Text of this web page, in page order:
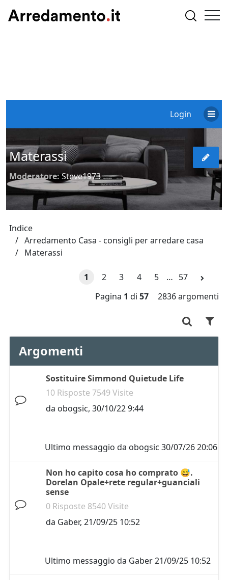
Login
Materassi
Moderatore:Steve1973
Indice
Arredamento Casa - consigli per arredare casa
Materassi
1 2 3 4 5 … 57
Pagina 1 di 57 2836 argomenti
Argomenti
Sostituire Simmond Quietude Life
10 Risposte 7549 Visite
da obogsic, 30/10/22 9:44
Ultimo messaggio da obogsic 30/07/26 20:06
Non ho capito cosa ho comprato 😅.
Dorelan Opale+rete regular+guanciali
sense
0 Risposte 8540 Visite
da Gaber, 21/09/25 10:52
Ultimo messaggio da Gaber21/09/25 10:52